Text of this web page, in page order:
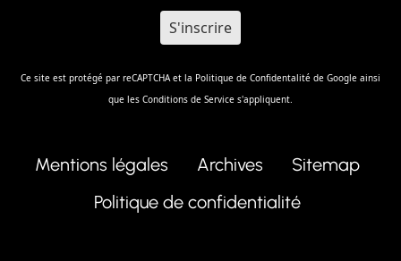
Ce site est protégé par reCAPTCHA et la Politique de Confidentalité de Google ainsi
que les Conditions de Service s'appliquent.
Mentions légales Archives
Sitemap
Politique de confidentialité